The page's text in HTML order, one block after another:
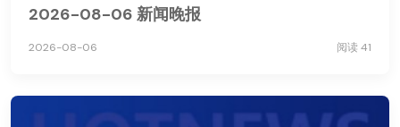
2026-08-06 新闻晚报
2026-08-06 阅读 41